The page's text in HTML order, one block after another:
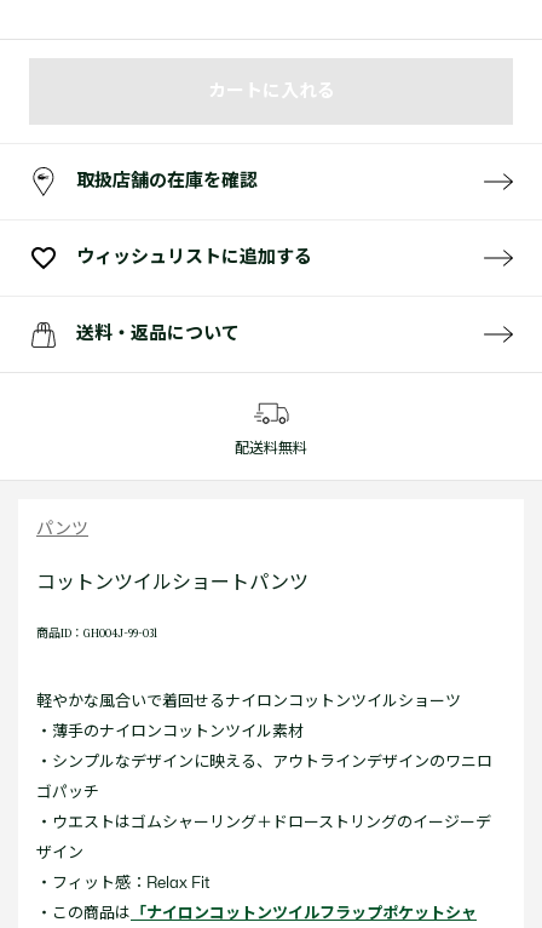
カートに入れる
取扱店舗の在庫を確認
ウィッシュリストに追加する
送料・返品について
配送料無料
パンツ
コットンツイルショートパンツ
商品ID：GH004J-99-031
軽やかな風合いで着回せるナイロンコットンツイルショーツ
・薄手のナイロンコットンツイル素材
・シンプルなデザインに映える、アウトラインデザインのワニロ
ゴパッチ
・ウエストはゴムシャーリング＋ドローストリングのイージーデ
ザイン
・フィット感：Relax Fit
・この商品は 「ナイロンコットンツイルフラップポケットシャ